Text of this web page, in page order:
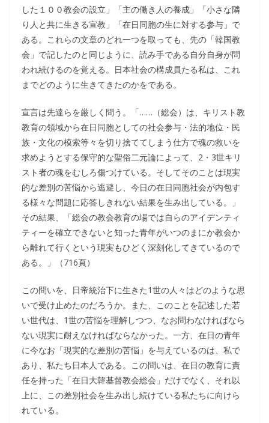
した１００教会の設立」「主の働き人の養成」「小さな隣
り人と共に生きる宣教」「在日同胞の生に対する参与」で
ある。これらの文章のどれ一つを取っても、先の「韓国教
会」で記したのと同じように、読み手である自分自身が問
われ続けるのを覚える。日本社会の構成員たる私は、これ
までどのように生きてきたのかをである。
宣言は先達らを厳しく問う。「……（総会）は、キリスト教
教育の領域から在日同胞としての社会参与・法的地位・民
族・文化の模索等々を切り捨ててしまう仕方で魂の救いを
求めようとする保守的な聖俗二元論によって、2・3世キリ
スト者の魂をむしろ傷つけている。そしてそのことは現実
的な差別の苦悩から逃避し、今日の在日同胞社会が内包す
る様々な問題に応答しきれない結果を生み出している。」
その結果、「総会の教会教育の場では自らのアイデンティ
ティーを確立できないと知った青年がいつのまにか教会か
ら離れて行くという現実もひどく深刻化してきているので
ある。」（716頁）
この問いを、日帝統治下に生きた1世の人々はどのような思
いで受け止めたのだろうか。また、このことを記述した若
い世代は、1世の苦悩を理解しつつ、なお問わなければなら
ない現実に耐えなければならなかった。一方、在日の青年
に今なお「現実的な差別の苦悩」を与えているのは、私で
あり、私たち日本人である。この問いは、在日の教育に責
任を持った「在日大韓基督教会総会」だけでなく、それ以
上に、この差別社会を生み出し続けている私たちに向けら
れている。